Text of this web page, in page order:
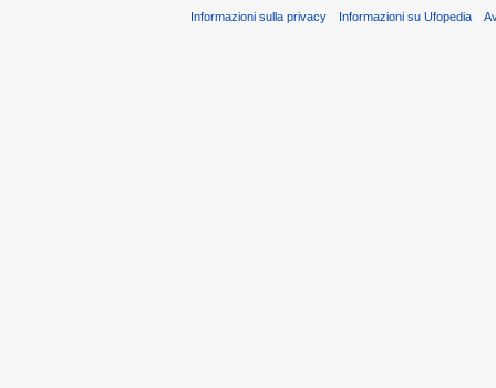
Informazioni sulla privacy Informazioni su Ufopedia